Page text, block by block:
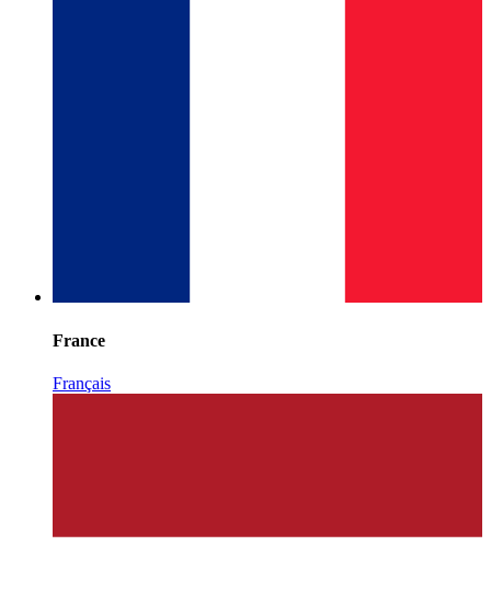
France
Français